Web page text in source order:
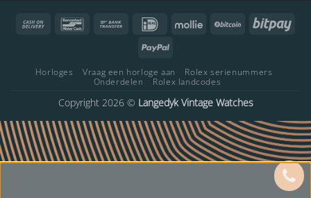
Cash
Bancontact Bank
IDeal Mollie BitCoin
PayPal
Horloges Vraag een horloge aan
Rolex serienummers
Onderdelen
Rolex landcodes
Copyright 2026 © Langedyk Vintage Watches